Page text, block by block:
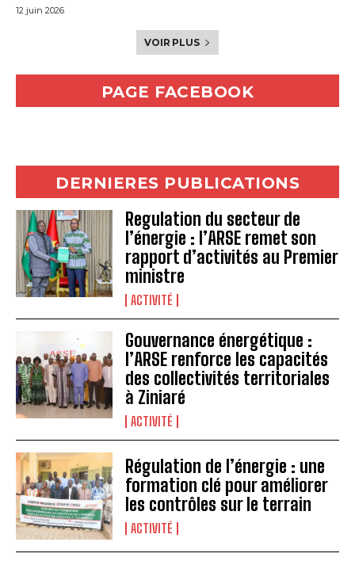
12 juin 2026
VOIR PLUS
PAGE FACEBOOK
DERNIERES PUBLICATIONS
Regulation du secteur de
l’énergie : l’ARSE remet son
rapport d’activités au Premier
ministre
ACTIVITÉ
Gouvernance énergétique :
l’ARSE renforce les capacités
des collectivités territoriales
à Ziniaré
ACTIVITÉ
Régulation de l’énergie : une
formation clé pour améliorer
les contrôles sur le terrain
ACTIVITÉ